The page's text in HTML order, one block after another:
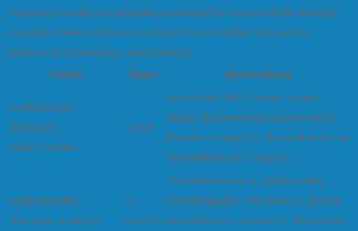
Necessary cookies are absolutely essential for the website to function
properly. These cookies ensure basic functionalities and security
features of the website, anonymously.
Cookie
Dauer Beschreibung
cookielawinfo-
checkbox-
advertisement
1 year
Set by the GDPR Cookie Consent
plugin, this cookie is used to record
the user consent for the cookies in the
"Advertisement" category .
cookielawinfo-
checkbox-analytics
11
months
This cookie is set by GDPR Cookie
Consent plugin. The cookie is used to
store the user consent for the cookies